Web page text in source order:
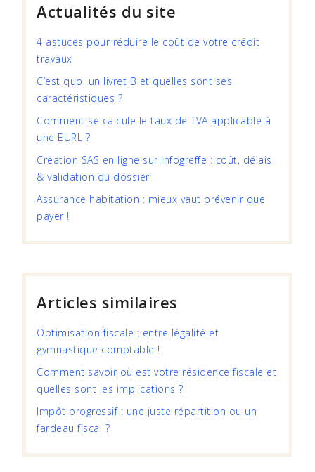
Actualités du site
4 astuces pour réduire le coût de votre crédit
travaux
C’est quoi un livret B et quelles sont ses
caractéristiques ?
Comment se calcule le taux de TVA applicable à
une EURL ?
Création SAS en ligne sur infogreffe : coût, délais
& validation du dossier
Assurance habitation : mieux vaut prévenir que
payer !
Articles similaires
Optimisation fiscale : entre légalité et
gymnastique comptable !
Comment savoir où est votre résidence fiscale et
quelles sont les implications ?
Impôt progressif : une juste répartition ou un
fardeau fiscal ?